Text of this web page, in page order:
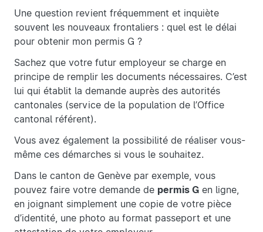
Une question revient fréquemment et inquiète
souvent les nouveaux frontaliers : quel est le délai
pour obtenir mon permis G ?
Sachez que votre futur employeur se charge en
principe de remplir les documents nécessaires. C’est
lui qui établit la demande auprès des autorités
cantonales (service de la population de l’Office
cantonal référent).
Vous avez également la possibilité de réaliser vous-
même ces démarches si vous le souhaitez.
Dans le canton de Genève par exemple, vous
pouvez faire votre demande de permis G en ligne,
en joignant simplement une copie de votre pièce
d’identité, une photo au format passeport et une